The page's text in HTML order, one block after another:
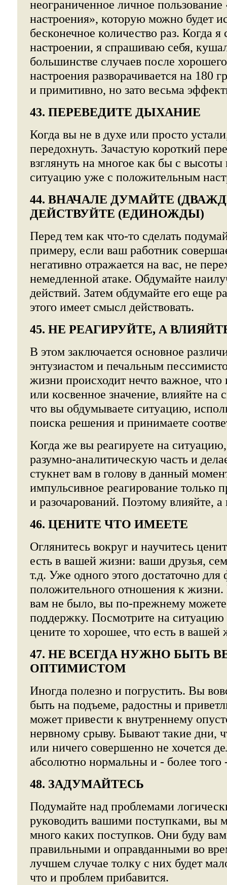
неограниченное личное
настроения», которую можно будет
бесконечное количество раз. Когда
настроении, я спрашиваю себя,
большинстве случаев после
настроения разворачивается на 180
и примитивно, но зато весьма
43. ПЕРЕВЕДИТЕ ДЫХАНИЕ
Когда вы не в духе или просто
передохнуть. Зачастую короткий
взглянуть на многое как бы с высоты
ситуацию уже с положительным
44. ВНАЧАЛЕ ДУМАЙТЕ
ДЕЙСТВУЙТЕ (ЕДИНОЖДЫ)
Перед тем как что-то сделать
примеру, если ваш работник
негативно отражается на вас, не
немедленной атаке. Обдумайте
действий. Затем обдумайте его еще
этого имеет смысл действовать.
45. НЕ РЕАГИРУЙТЕ, А
В этом заключается основное
энтузиастом и печальным
жизни происходит нечто важное, что
или косвенное значение, влияйте на
что вы обдумываете ситуацию,
поиска решения и принимаете
Когда же вы реагируете на
разумно-аналитическую часть и
стукнет вам в голову в данный
импульсивное реагирование только
и разочарований. Поэтому влияйте, а
46. ЦЕНИТЕ ЧТО ИМЕЕТЕ
Оглянитесь вокруг и научитесь
есть в вашей жизни: ваши друзья,
т.д. Уже одного этого достаточно
положительного отношения к
вам не было, вы по-прежнему
поддержку. Посмотрите на ситуацию
цените то хорошее, что есть в вашей
47. НЕ ВСЕГДА НУЖНО БЫТЬ
ОПТИМИСТОМ
Иногда полезно и погрустить. Вы
быть на подъеме, радостны и
может привести к внутреннему
нервному срыву. Бывают такие дни,
или ничего совершенно не хочется
абсолютно нормальны и - более
48. ЗАДУМАЙТЕСЬ
Подумайте над проблемами
руководить вашими поступками, вы
много каких поступков. Они буду вам
правильными и оправданными во
лучшем случае толку с них будет
что и проблем прибавится.